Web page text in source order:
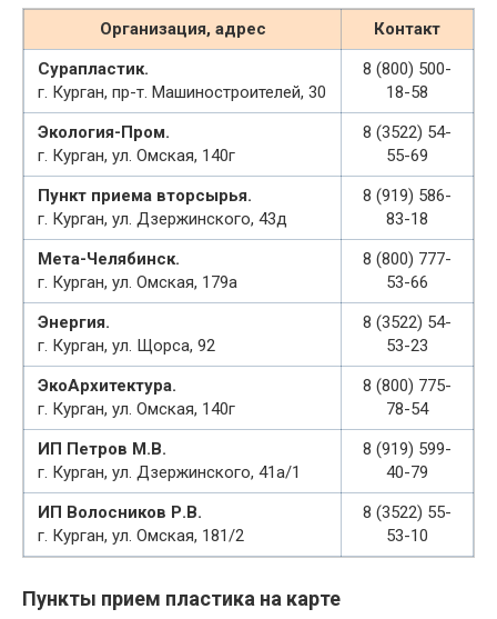
Организация, адрес
Контакт
Сурапластик.
г. Курган, пр-т. Машиностроителей, 30
8 (800) 500-
18-58
Экология-Пром.
г. Курган, ул. Омская, 140г
8 (3522) 54-
55-69
Пункт приема вторсырья.
г. Курган, ул. Дзержинского, 43д
8 (919) 586-
83-18
Мета-Челябинск.
г. Курган, ул. Омская, 179а
8 (800) 777-
53-66
Энергия.
г. Курган, ул. Щорса, 92
8 (3522) 54-
53-23
ЭкоАрхитектура.
г. Курган, ул. Омская, 140г
8 (800) 775-
78-54
ИП Петров М.В.
г. Курган, ул. Дзержинского, 41а/1
8 (919) 599-
40-79
ИП Волосников Р.В.
г. Курган, ул. Омская, 181/2
8 (3522) 55-
53-10
Пункты прием пластика на карте